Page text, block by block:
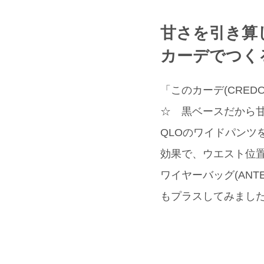
甘さを引き算
カーデでつ
「このカーデ
☆ 黒ベースだから甘
QLOのワイドパンツ
効果で、ウエスト位
ワイヤーバッグ
もプラスしてみまし